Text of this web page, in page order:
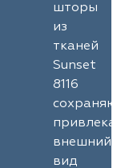
шторы
из
тканей
Sunset
8116
сохраняют
внешний
вид